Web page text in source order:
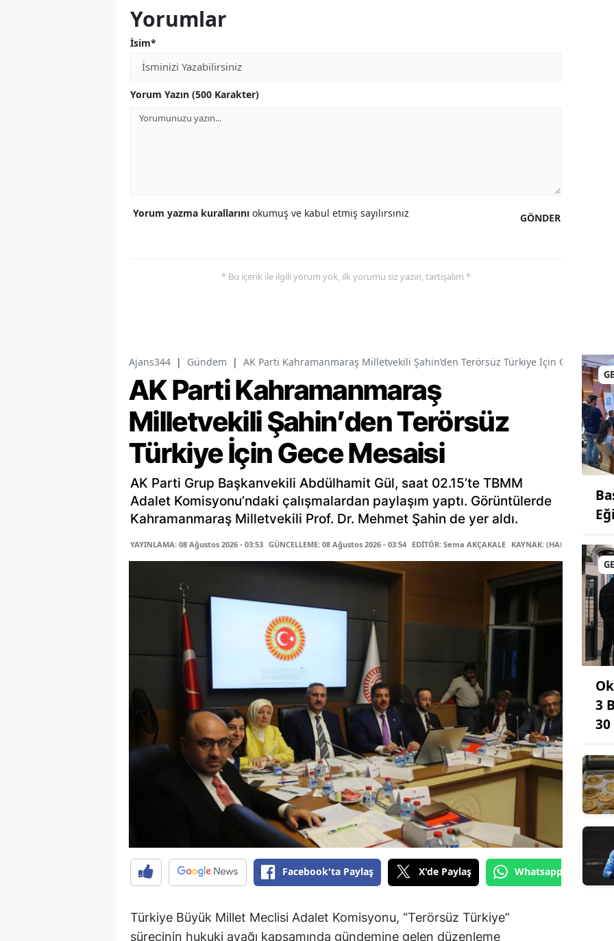
Yorumlar
İsim*
Yorum Yazın (500 Karakter)
GÖNDER
Yorum yazma kurallarını okumuş ve kabul etmiş sayılırsınız
* Bu içerik ile ilgili yorum yok, ilk yorumu siz yazın, tartışalım *
Ajans344 | Gündem | AK Parti Kahramanmaraş Milletvekili Şahin’den Terörsüz Türkiye İçin Gece
AK Parti Kahramanmaraş
Milletvekili Şahin’den Terörsüz
Türkiye İçin Gece Mesaisi
AK Parti Grup Başkanvekili Abdülhamit Gül, saat 02.15’te TBMM
Adalet Komisyonu’ndaki çalışmalardan paylaşım yaptı. Görüntülerde
Kahramanmaraş Milletvekili Prof. Dr. Mehmet Şahin de yer aldı.
YAYINLAMA: 08 Ağustos 2026 - 03:53 GÜNCELLEME: 08 Ağustos 2026 - 03:54 EDİTÖR: Sema AKÇAKALE KAYNAK: (HABER MERKEZİ)
Facebook'ta Paylaş X'de Paylaş Whatsapp'tan
Türkiye Büyük Millet Meclisi Adalet Komisyonu, “Terörsüz Türkiye”
sürecinin hukuki ayağı kapsamında gündemine gelen düzenleme
3